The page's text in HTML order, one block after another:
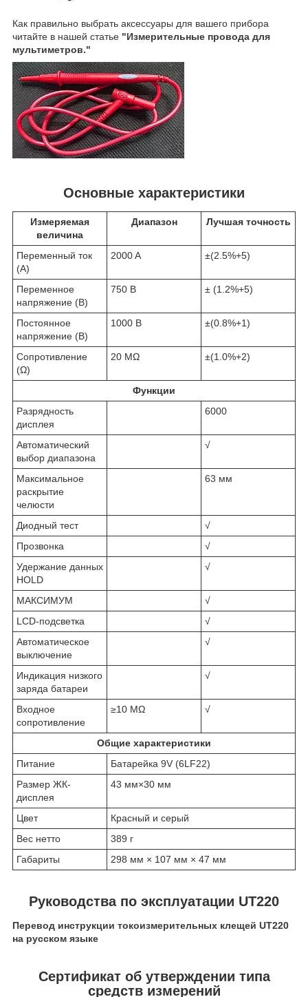
Как правильно выбрать аксессуары для вашего прибора
читайте в нашей статье "Измерительные провода для
мультиметров."
Основные характеристики
Измеряемая
величина
Диапазон Лучшая точность
Переменный ток
(A)
2000 A ±(2.5%+5)
Переменное
напряжение (В)
750 В ± (1.2%+5)
Постоянное
напряжение (В)
1000 В ±(0.8%+1)
Сопротивление
(Ω)
20 MΩ ±(1.0%+2)
Функции
Разрядность
дисплея
6000
Автоматический
выбор диапазона
√
Максимальное
раскрытие
челюсти
63 мм
Диодный тест
√
Прозвонка
√
Удержание данных
HOLD
√
МАКСИМУМ
√
LCD-подсветка
√
Автоматическое
выключение
√
Индикация низкого
заряда батареи
√
Входное
сопротивление
≥10 MΩ √
Общие характеристики
Питание
Батарейка 9V (6LF22)
Размер ЖК-
дисплея
43 мм×30 мм
Цвет
Красный и серый
Вес нетто
389 г
Габариты
298 мм × 107 мм × 47 мм
Руководства по эксплуатации UT220
Перевод инструкции токоизмерительных клещей UT220
на русском языке
Сертификат об утверждении типа
средств измерений